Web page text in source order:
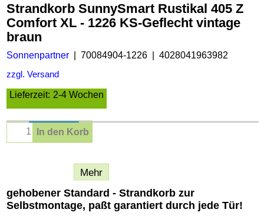
Strandkorb SunnySmart Rustikal 405 Z
Comfort XL - 1226 KS-Geflecht vintage
braun
Sonnenpartner 70084904-1226 4028041963982
zzgl. Versand
Lieferzeit: 2-4 Wochen
In den Korb
Mehr
gehobener Standard - Strandkorb zur
Selbstmontage, paßt garantiert durch jede Tür!